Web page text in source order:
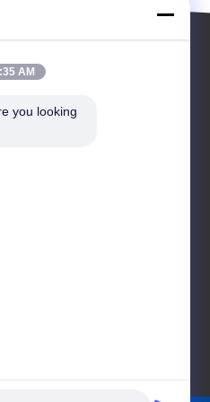
AM
you looking